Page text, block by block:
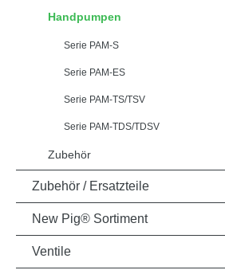
Handpumpen
Serie PAM-S
Serie PAM-ES
Serie PAM-TS/TSV
Serie PAM-TDS/TDSV
Zubehör
Zubehör / Ersatzteile
New Pig® Sortiment
Ventile